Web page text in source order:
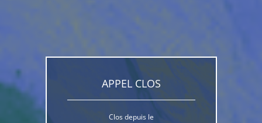
APPEL CLOS
Clos depuis le